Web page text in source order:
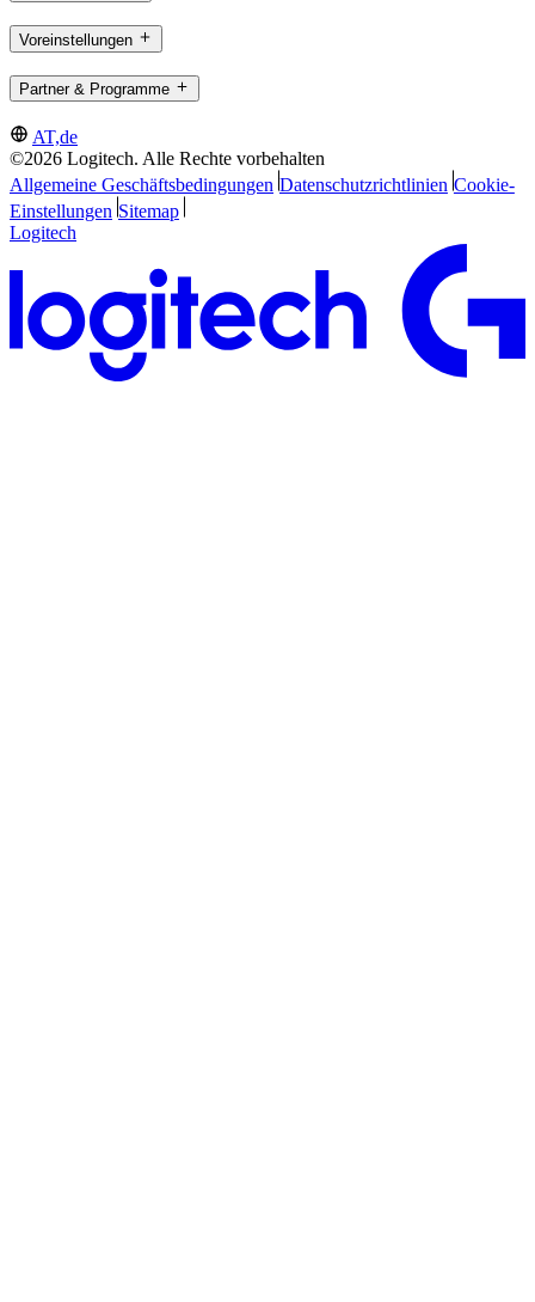
Voreinstellungen
Partner & Programme
AT,de
©2026 Logitech. Alle Rechte vorbehalten
Allgemeine Geschäftsbedingungen Datenschutzrichtlinien Cookie-
Einstellungen Sitemap
Logitech